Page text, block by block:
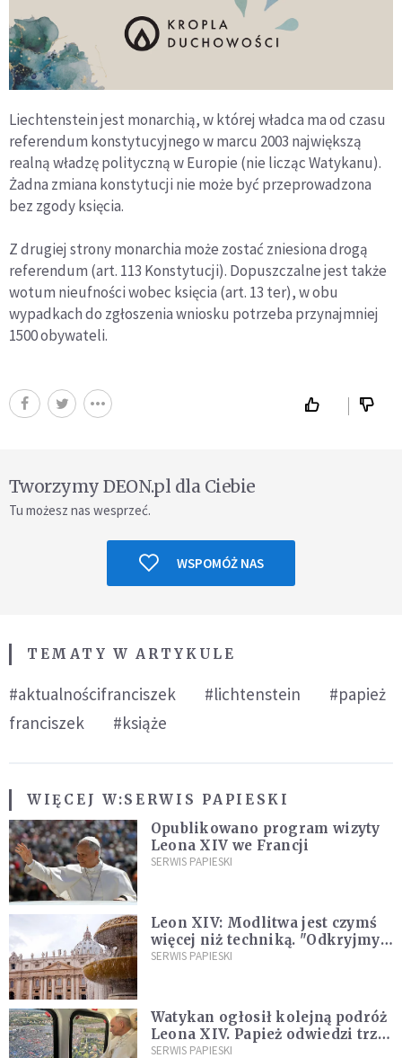
Liechtenstein jest monarchią, w której władca ma od czasu
referendum konstytucyjnego w marcu 2003 największą
realną władzę polityczną w Europie (nie licząc Watykanu).
Żadna zmiana konstytucji nie może być przeprowadzona
bez zgody księcia.
Z drugiej strony monarchia może zostać zniesiona drogą
referendum (art. 113 Konstytucji). Dopuszczalne jest także
wotum nieufności wobec księcia (art. 13 ter), w obu
wypadkach do zgłoszenia wniosku potrzeba przynajmniej
1500 obywateli.
Tworzymy DEON.pl dla Ciebie
Tu możesz nas wesprzeć.
WSPOMÓŻ NAS
TEMATY W ARTYKULE
#aktualnościfranciszek #lichtenstein
#papież
franciszek
#książe
WIĘCEJ W:SERWIS PAPIESKI
Opublikowano program wizyty
Leona XIV we Francji
SERWIS PAPIESKI
Leon XIV: Modlitwa jest czymś
więcej niż techniką. "Odkryjmy
ją na nowo"
SERWIS PAPIESKI
Watykan ogłosił kolejną podróż
Leona XIV. Papież odwiedzi trzy
kraje Ameryki Południowej
SERWIS PAPIESKI